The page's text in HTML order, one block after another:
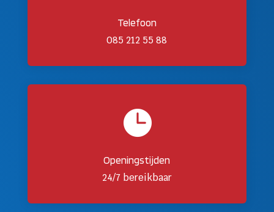
Telefoon
085 212 55 88

Openingstijden
24/7 bereikbaar